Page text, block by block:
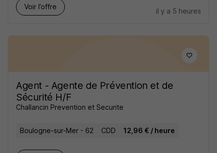
Voir l’offre
il y a 5 heures
Agent - Agente de Prévention et de
Sécurité H/F
Challancin Prevention et Securite
Boulogne-sur-Mer - 62 CDD 12,96 € / heure